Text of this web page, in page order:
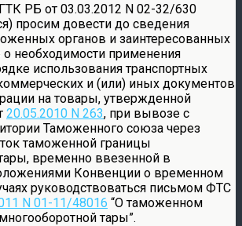
РБ от 03.03.2012 N 02-32/630
просим довести до сведения
органов и заинтересованных
необходимости применения
использования транспортных
и (или) иных документов
на товары, утвержденной
20.05.2010 N 263, при вывозе с
Таможенного союза через
таможенной границы
временно ввезенной в
Конвенции о временном
руководствоваться письмом ФТС
N 01-11/48016 “О таможенном
тары”.